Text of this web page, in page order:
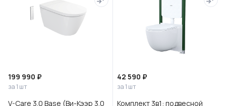
199 990 ₽
за 1 шт
V-Care 3.0 Base (Ви-Кээр 3.0
42 590 ₽
за 1 шт
Комплект 3в1: подвесной